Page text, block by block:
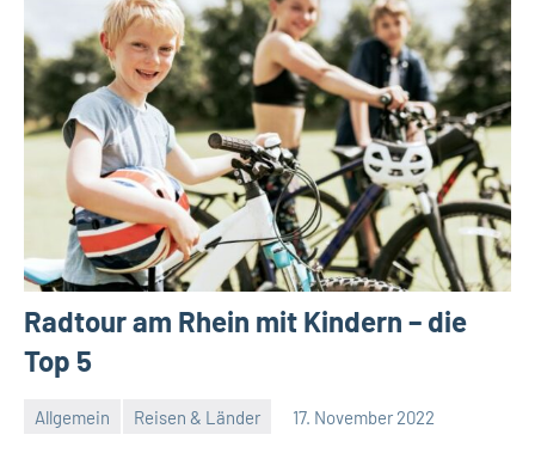
Radtour am Rhein mit Kindern – die
Top 5
Allgemein Reisen & Länder 17. November 2022
Redaktion
Keine